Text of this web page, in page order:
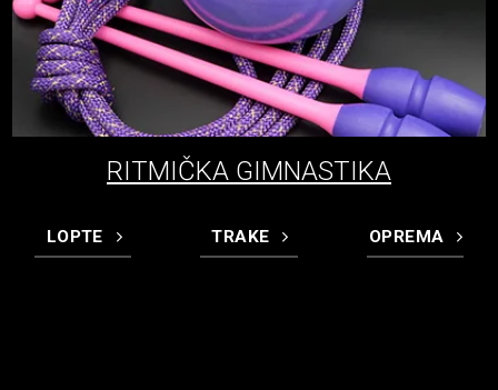
RITMIČKA GIMNASTIKA
LOPTE TRAKE OPREMA